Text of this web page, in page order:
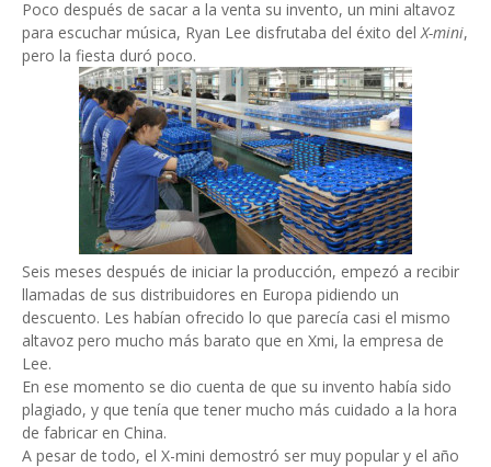
Poco después de sacar a la venta su invento, un mini altavoz
para escuchar música, Ryan Lee disfrutaba del éxito delX-mini,
pero la fiesta duró poco.
Seis meses después de iniciar la producción, empezó a recibir
llamadas de sus distribuidores en Europa pidiendo un
descuento. Les habían ofrecido lo que parecía casi el mismo
altavoz pero mucho más barato que en Xmi, la empresa de
Lee.
En ese momento se dio cuenta de que su invento había sido
plagiado, y que tenía que tener mucho más cuidado a la hora
de fabricar en China.
A pesar de todo, el X-mini demostró ser muy popular y el año